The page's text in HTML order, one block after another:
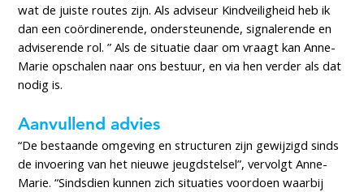
wat de juiste routes zijn. Als adviseur Kindveiligheid heb ik
dan een coördinerende, ondersteunende, signalerende en
adviserende rol. ” Als de situatie daar om vraagt kan Anne-
Marie opschalen naar ons bestuur, en via hen verder als dat
nodig is.
Aanvullend advies
“De bestaande omgeving en structuren zijn gewijzigd sinds
de invoering van het nieuwe jeugdstelsel”, vervolgt Anne-
Marie. “Sindsdien kunnen zich situaties voordoen waarbij